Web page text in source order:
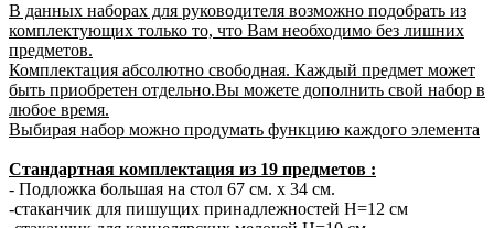
В данных наборах для руководителя возможно подобрать из
комплектующих только то, что Вам необходимо без лишних
предметов.
Комплектация абсолютно свободная. Каждый предмет может
быть приобретен отдельно.Вы можете дополнить свой набор в
любое время.
Выбирая набор можно продумать функцию каждого элемента
Стандартная комплектация из 19 предметов :
- Подложка большая на стол 67 см. х 34 см.
-стаканчик для пишущих принадлежностей H=12 см